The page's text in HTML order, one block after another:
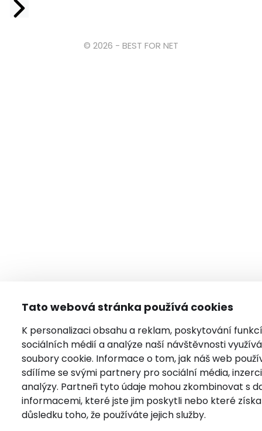
Tato webová stránka používá cookies
K personalizaci obsahu a reklam, poskytování funkcí
sociálních médií a analýze naší návštěvnosti
soubory cookie. Informace o tom, jak náš web
sdílíme se svými partnery pro sociální média,
analýzy. Partneři tyto údaje mohou zkombinovat s
informacemi, které jste jim poskytli nebo které
důsledku toho, že používáte jejich služby.
© 2026 - BEST FOR NET